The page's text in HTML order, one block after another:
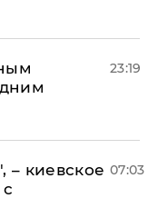
23:19
– киевское 07:03